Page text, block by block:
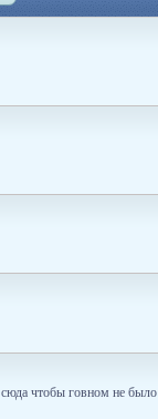
чтобы говном не было